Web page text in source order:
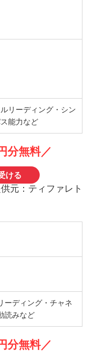
リーディング・シン
能力など
分無料／
ける
元：ティファレト
ーディング・チャネ
読みなど
分無料／